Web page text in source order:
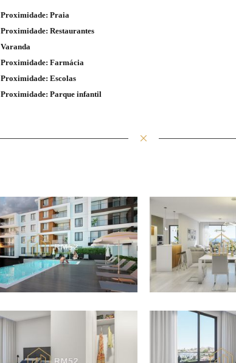
Proximidade: Praia
Proximidade: Restaurantes
Varanda
Proximidade: Farmácia
Proximidade: Escolas
Proximidade: Parque infantil